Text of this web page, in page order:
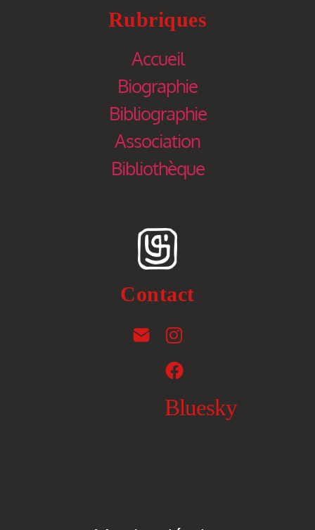
Rubriques
Accueil
Biographie
Bibliographie
Association
Bibliothèque
Contact
Bluesky